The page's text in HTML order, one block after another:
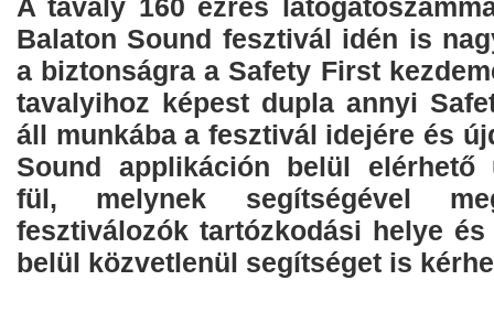
A tavaly 160 ezres
Balaton Sound fesztivál idén is
a biztonságra a Safety First
tavalyihoz képest dupla annyi
áll munkába a fesztivál idejére és
Sound applikáción belül elérhető
fül, melynek segítségével
fesztiválozók tartózkodási helye és
belül közvetlenül segítséget is